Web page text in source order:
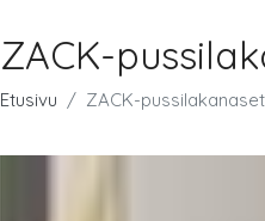
ZACK-
Etusivu ZACK-